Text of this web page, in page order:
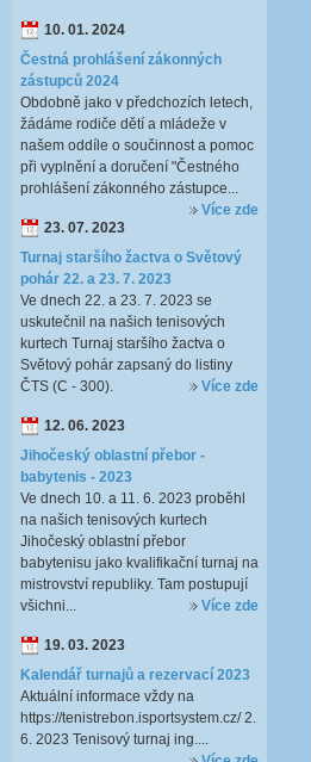
10. 01. 2024
Čestná prohlášení zákonných
zástupců 2024
Obdobně jako v předchozích letech,
žádáme rodiče dětí a mládeže v
našem oddíle o součinnost a pomoc
při vyplnění a doručení "Čestného
prohlášení zákonného zástupce...
Více zde
23. 07. 2023
Turnaj staršího žactva o Světový
pohár 22. a 23. 7. 2023
Ve dnech 22. a 23. 7. 2023 se
uskutečnil na našich tenisových
kurtech Turnaj staršího žactva o
Světový pohár zapsaný do listiny
ČTS (C - 300).
Více zde
12. 06. 2023
Jihočeský oblastní přebor -
babytenis - 2023
Ve dnech 10. a 11. 6. 2023 proběhl
na našich tenisových kurtech
Jihočeský oblastní přebor
babytenisu jako kvalifikační turnaj na
mistrovství republiky. Tam postupují
všichni...
Více zde
19. 03. 2023
Kalendář turnajů a rezervací 2023
Aktuální informace vždy na
https://tenistrebon.isportsystem.cz/ 2.
6. 2023 Tenisový turnaj ing....